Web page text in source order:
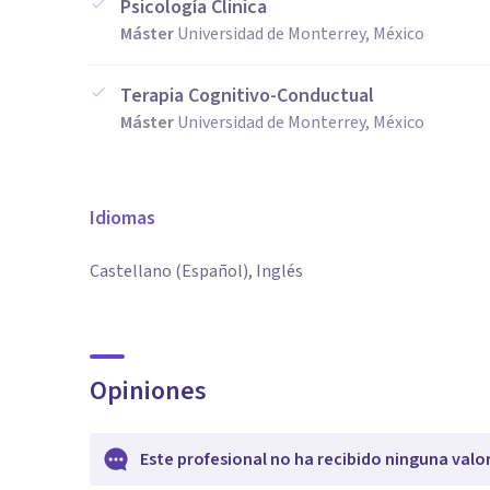
Psicología Clinica
MásterUniversidad de Monterrey, México
Terapia Cognitivo-Conductual
MásterUniversidad de Monterrey, México
Idiomas
Castellano (Español), Inglés
Opiniones
Este profesional no ha recibido ninguna